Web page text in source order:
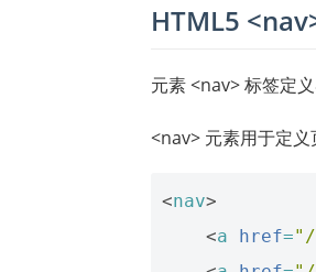
HTML5
元素 <nav> 标签定
<nav> 元素用于定
<nav>
<a href=